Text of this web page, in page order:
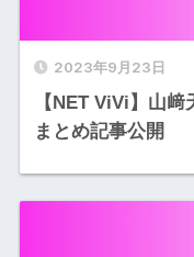
2023年9月23日
【NET ViVi】山
まとめ記事公開